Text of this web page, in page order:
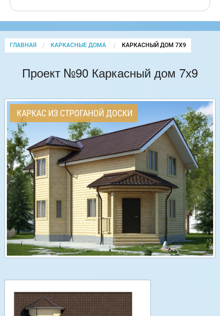
ГЛАВНАЯ КАРКАСНЫЕ ДОМА CURRENT:
КАРКАСНЫЙ ДОМ 7Х9
Проект №90 Каркасный дом 7х9
КАРКАС ИЗ СТРОГАНОЙ ДОСКИ